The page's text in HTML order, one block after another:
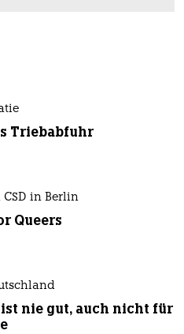
Triebabfuhr
in Berlin
Queers
nie gut, auch nicht für